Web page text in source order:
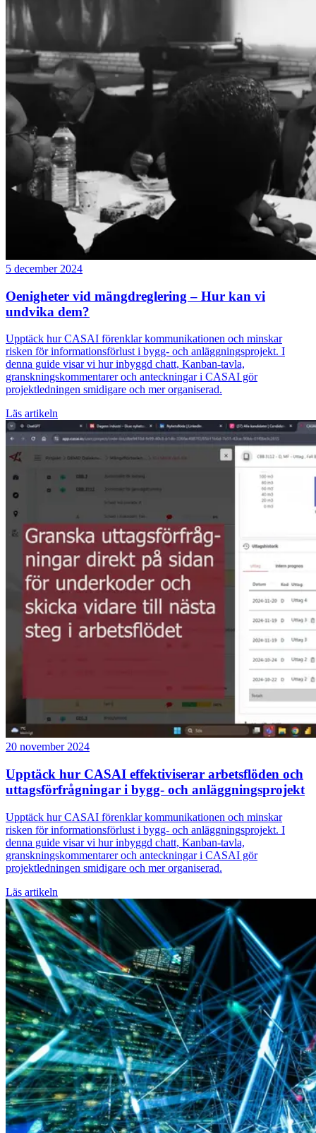
5 december 2024
Oenigheter vid mängdreglering – Hur kan vi
undvika dem?
Upptäck hur CASAI förenklar kommunikationen och minskar
risken för informationsförlust i bygg- och anläggningsprojekt. I
denna guide visar vi hur inbyggd chatt, Kanban-tavla,
granskningskommentarer och anteckningar i CASAI gör
projektledningen smidigare och mer organiserad.
Läs artikeln
20 november 2024
Upptäck hur CASAI effektiviserar arbetsflöden och
uttagsförfrågningar i bygg- och anläggningsprojekt
Upptäck hur CASAI förenklar kommunikationen och minskar
risken för informationsförlust i bygg- och anläggningsprojekt. I
denna guide visar vi hur inbyggd chatt, Kanban-tavla,
granskningskommentarer och anteckningar i CASAI gör
projektledningen smidigare och mer organiserad.
Läs artikeln